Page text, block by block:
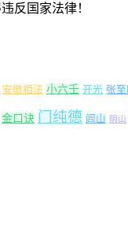
反国家法律！
安徽相法 小六壬 开光 张至
金口诀 门纯德 闾山 阴山